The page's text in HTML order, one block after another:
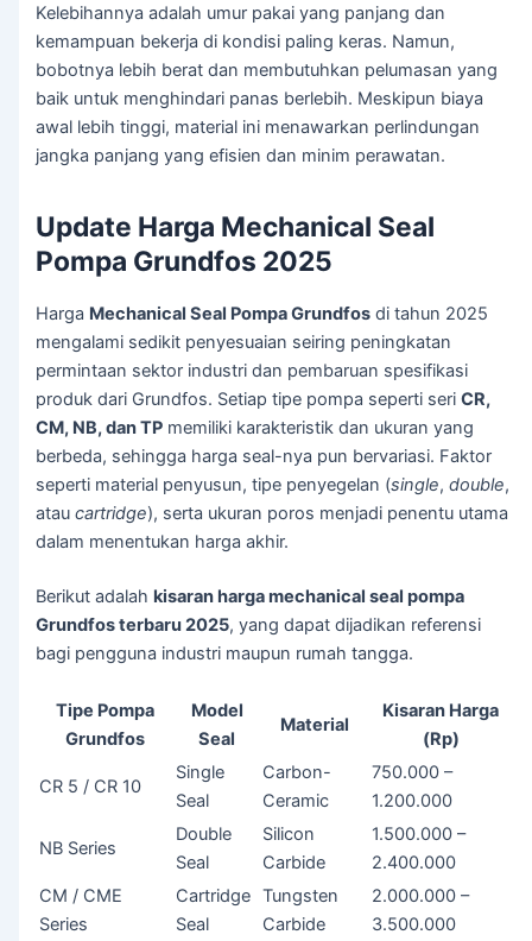
Kelebihannya adalah umur pakai yang panjang dan
kemampuan bekerja di kondisi paling keras. Namun,
bobotnya lebih berat dan membutuhkan pelumasan yang
baik untuk menghindari panas berlebih. Meskipun biaya
awal lebih tinggi, material ini menawarkan perlindungan
jangka panjang yang efisien dan minim perawatan.
Update Harga Mechanical Seal
Pompa Grundfos 2025
Harga Mechanical Seal Pompa Grundfos di tahun 2025
mengalami sedikit penyesuaian seiring peningkatan
permintaan sektor industri dan pembaruan spesifikasi
produk dari Grundfos. Setiap tipe pompa seperti seriCR,
CM, NB, dan TP memiliki karakteristik dan ukuran yang
berbeda, sehingga harga seal-nya pun bervariasi. Faktor
seperti material penyusun, tipe penyegelan (single,double,
ataucartridge), serta ukuran poros menjadi penentu utama
dalam menentukan harga akhir.
Berikut adalahkisaran harga mechanical seal pompa
Grundfos terbaru 2025, yang dapat dijadikan referensi
bagi pengguna industri maupun rumah tangga.
Tipe Pompa
Grundfos
Model
Seal
Material
Kisaran Harga
(Rp)
CR 5 / CR 10
Single
Seal
Carbon-
Ceramic
750.000 –
1.200.000
NB Series
Double
Seal
Silicon
Carbide
1.500.000 –
2.400.000
CM / CME
Series
Cartridge
Seal
Tungsten
Carbide
2.000.000 –
3.500.000